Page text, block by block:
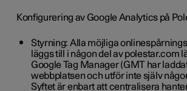
Konfigurering av Google Analytics på
Styrning: Alla möjliga
läggs till i någon del av polestar.com
Google Tag Manager (GMT har
webbplatsen och utför inte själv
Syftet är enbart att centralisera